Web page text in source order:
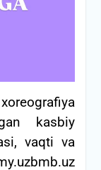
kasbiy
vaqti va